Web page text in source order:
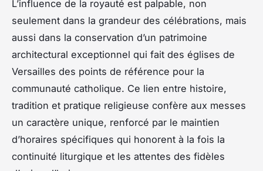
L’influence de la royauté est palpable, non
seulement dans la grandeur des célébrations, mais
aussi dans la conservation d’un patrimoine
architectural exceptionnel qui fait des églises de
Versailles des points de référence pour la
communauté catholique. Ce lien entre histoire,
tradition et pratique religieuse confère aux messes
un caractère unique, renforcé par le maintien
d’horaires spécifiques qui honorent à la fois la
continuité liturgique et les attentes des fidèles